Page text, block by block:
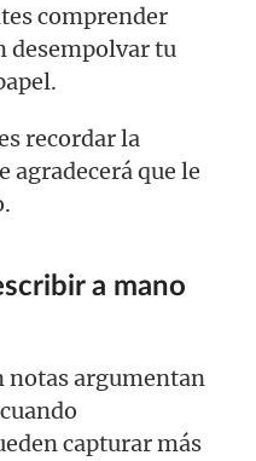
comprender
desempolvar tu
recordar la
que le
a mano
notas argumentan
capturar más